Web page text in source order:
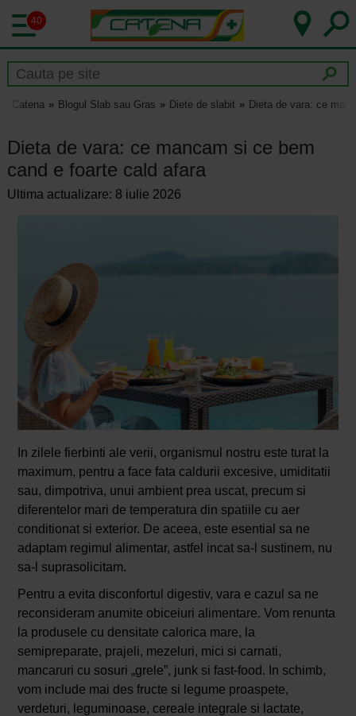
40
Catena Blogul Slab sau Gras Diete de slabit Dieta de vara: ce
Dieta de vara: ce mancam si ce bem
cand e foarte cald afara
Ultima actualizare: 8 iulie 2026
In zilele fierbinti ale verii, organismul nostru este turat la
maximum, pentru a face fata caldurii excesive, umiditatii
sau, dimpotriva, unui ambient prea uscat, precum si
diferentelor mari de temperatura din spatiile cu aer
conditionat si exterior. De aceea, este esential sa ne
adaptam regimul alimentar, astfel incat sa-l sustinem, nu
sa-l suprasolicitam.
Pentru a evita disconfortul digestiv, vara e cazul sa ne
reconsideram anumite obiceiuri alimentare. Vom renunta
la produsele cu densitate calorica mare, la
semipreparate, prajeli, mezeluri, mici si carnati,
mancaruri cu sosuri „grele”, junk si fast-food. In schimb,
vom include mai des fructe si legume proaspete,
verdeturi, leguminoase, cereale integrale si lactate,